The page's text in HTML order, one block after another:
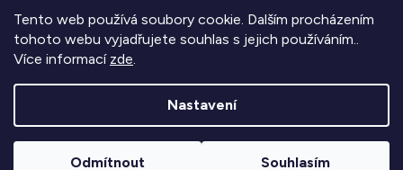
Tento web používá soubory cookie. Dalším procházením
tohoto webu vyjadřujete souhlas s jejich používáním..
Více informací zde.
Nastavení
Odmítnout Souhlasím
PŘIHLÁSIT SE